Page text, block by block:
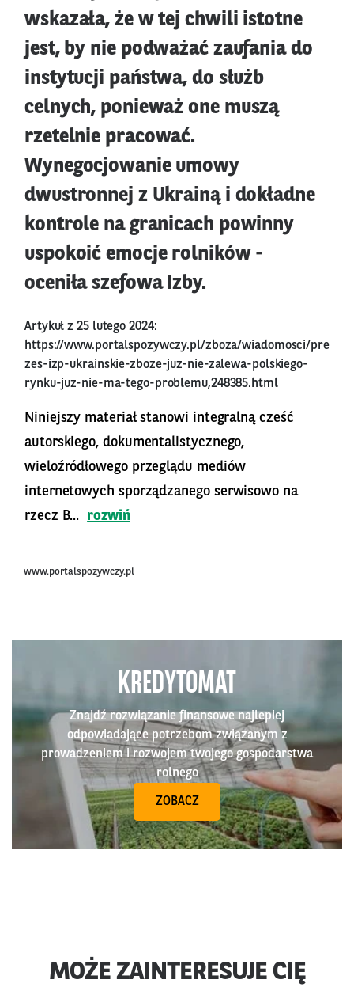
wskazała, że w tej chwili istotne
jest, by nie podważać zaufania do
instytucji państwa, do służb
celnych, ponieważ one muszą
rzetelnie pracować.
Wynegocjowanie umowy
dwustronnej z Ukrainą i dokładne
kontrole na granicach powinny
uspokoić emocje rolników -
oceniła szefowa Izby.
Artykuł z 25 lutego 2024:
https://www.portalspozywczy.pl/zboza/wiadomosci/pre
zes-izp-ukrainskie-zboze-juz-nie-zalewa-polskiego-
rynku-juz-nie-ma-tego-problemu,248385.html
Niniejszy materiał stanowi integralną cześć
autorskiego, dokumentalistycznego,
wieloźródłowego przeglądu mediów
internetowych sporządzanego serwisowo na
rzecz B...
rozwiń
www.portalspozywczy.pl
KREDYTOMAT
Znajdź rozwiązanie finansowe najlepiej
odpowiadające potrzebom związanym z
prowadzeniem i rozwojem twojego gospodarstwa
rolnego
ZOBACZ
MOŻE ZAINTERESUJE CIĘ